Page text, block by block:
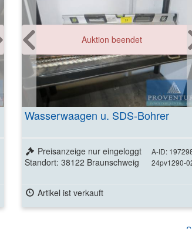
Auktion beendet
Wasserwaagen u. SDS-Bohrer
A-ID:
24pv1290-
Preisanzeige nur eingeloggt
Standort: 38122 Braunschweig
Artikel ist verkauft